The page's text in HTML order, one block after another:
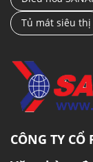
Tủ mát siêu thị
CÔNG TY